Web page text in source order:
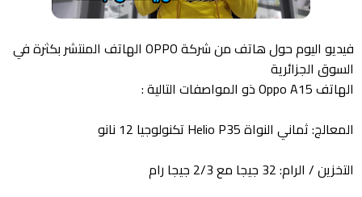
فيديو اليوم حول هاتف من شركة OPPO الهاتف المنتشر بكثرة في
السوق الجزائرية
الهاتف Oppo A15 ذو المواصفات التالية :
المعالج: ثماني النواة Helio P35 تكنولوجيا 12 نانو
التخزين / الرام: 32 جيجا مع 2/3 جيجا رام